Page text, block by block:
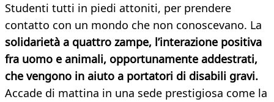
Studenti tutti in piedi attoniti, per prendere
contatto con un mondo che non conoscevano. La
solidarietà a quattro zampe, l’interazione positiva
fra uomo e animali, opportunamente addestrati,
che vengono in aiuto a portatori di disabili gravi.
Accade di mattina in una sede prestigiosa come la